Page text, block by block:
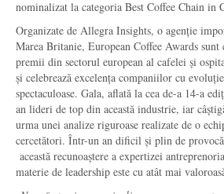
nominalizat la categoria Best Coffee Chain in
Organizate de Allegra Insights, o agenție
Marea Britanie, European Coffee Awards sunt
premii din sectorul european al cafelei și
și celebrează excelența companiilor cu
spectaculoase. Gala, aflată la cea de-a 14-a
an lideri de top din această industrie, iar
urma unei analize riguroase realizate de o
cercetători. Într-un an dificil și plin de
această recunoaștere a expertizei
materie de leadership este cu atât mai